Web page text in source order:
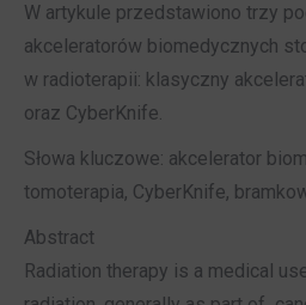
W artykule przedstawiono trzy
akceleratorów biomedycznych
w radioterapii: klasyczny
oraz CyberKnife.
Słowa kluczowe: akcelerator
tomoterapia, CyberKnife,
Abstract
Radiation therapy is a medical